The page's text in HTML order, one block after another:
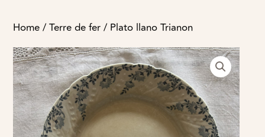
Home/Terre de fer/ Plato llano Trianon